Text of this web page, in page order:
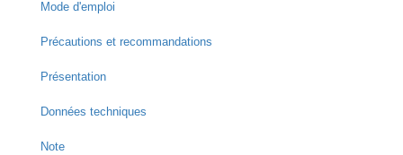
Mode d'emploi
Précautions et recommandations
Présentation
Données techniques
Note